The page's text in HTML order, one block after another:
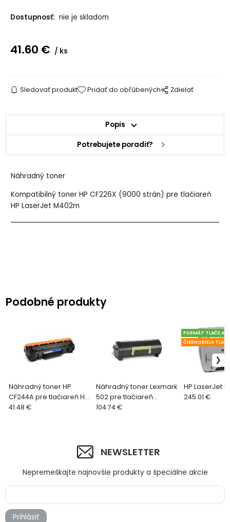
Dostupnosť: nie je skladom
41.60 € ks
Sledovať produkt Pridať do obľúbených Zdielať
Popis
Potrebujete poradiť?
Náhradný toner
Kompatibilný toner HP CF226X (9000 strán) pre tlačiareň
HP LaserJet M402m
Podobné produkty
Náhradný toner HP
CF244A pre tlačiareň HP
LaserJet Pro M15a
41.48 €
Náhradný toner Lexmark
502 pre tlačiareň
Lexmark
104.74 €
HP LaserJet
FORMÁT TLAČE A4
ČIERNOBIELA TLAČ
245.01 €
NEWSLETTER
Nepremeškajte najnovšie produkty a špeciálne akcie
Prihlásiť